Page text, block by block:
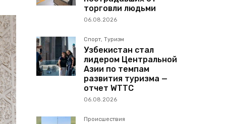
торговли людьми
06.08.2026
Спорт, Туризм
Узбекистан стал
лидером Центральной
Азии по темпам
развития туризма —
отчет WTTC
06.08.2026
Происшествия